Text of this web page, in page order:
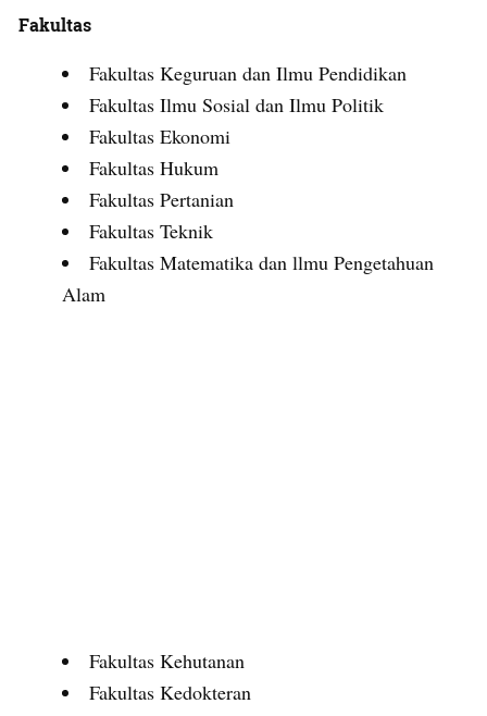
Fakultas
Fakultas Keguruan dan Ilmu Pendidikan
Fakultas Ilmu Sosial dan Ilmu Politik
Fakultas Ekonomi
Fakultas Hukum
Fakultas Pertanian
Fakultas Teknik
Fakultas Matematika dan llmu Pengetahuan
Alam
Fakultas Kehutanan
Fakultas Kedokteran